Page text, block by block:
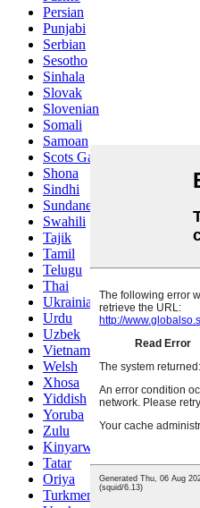
Persian
Punjabi
Serbian
Sesotho
Sinhala
Slovak
Slovenian
Somali
Samoan
Scots Gaelic
Shona
Sindhi
Sundanese
Swahili
Tajik
Tamil
Telugu
Thai
Ukrainian
Urdu
Uzbek
Vietnamese
Welsh
Xhosa
Yiddish
Yoruba
Zulu
Kinyarwanda
Tatar
Oriya
Turkmen